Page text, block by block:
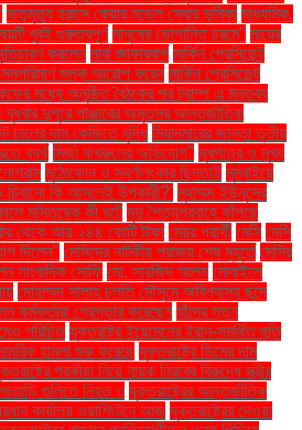
মাতৃমৃত্যু হ্রাসে কেয়ার মডেল সেবার ভূমিকা মাধ্যমিক.
খুবই গুরুত্বপূর্ণ মানুষের ভোগান্তি চরমে" মায়ের
করলেন মার্ক জাকারবার্গ মার্কিন প্রেসিডেন্ট
সমপরিমাণ শুল্ক আরোপ করেন মার্কিন প্রেসিডেন্ট
মধ্যে অনুষ্ঠিত বৈঠকের পর ট্রাম্প এ মন্তব্য
বুধবার দুপুরে পাঞ্জাবের অমৃতসর আন্তর্জাতিক
চালের দাম কেজিতে বৃদ্ধি মিয়ানমারের জান্তা তৃতীয়
ব্যর্থ মির্জা ফখরুলের অভিযোগ" মুখপাত্র ও মুখ্য
মুঠোফোন ও স্বর্ণালংকার ছিনতাই মুম্বাইয়ে
চিবানো কি আসলেই উপকারী?' মুহাম্মদ ইউনূসের
মস্তিষ্কে কী ঘটে মৃদু শৈত্যপ্রবাহে কাঁপছে
থেকে আয় ২৪৪ কোটি টাকা মেয়র প্রার্থী মেসি মেসি
দিলেন" মেসিদের নাটকীয় পরাজয় শেষ মুহূর্তে মেসির
সাংবাদিক সোফি মো. সারজিদ আলম মোবাইলে
মোহাম্মদ সালাহ চলতি মৌসুমে অবিশ্বাস্য ছন্দে
কর্মকর্তারা গ্রেপ্তার করেছেন যাঁদের স্তন
পরিচিত যুক্তরাষ্ট্র ইয়েমেনের ইরান-সমর্থিত হুতি
হামলা শুরু করেছে যুক্তরাষ্ট্রে ডিমের দাম
পরকীয়া নিয়ে নায়ক নিরবের বিরুদ্ধে স্ত্রীর
গুলিতে নিহত ৩ যুক্তরাষ্ট্রের আন্তর্জাতিক
কার্যালয় ওয়াশিংটনে আজ যুক্তরাষ্ট্রের দেওয়া